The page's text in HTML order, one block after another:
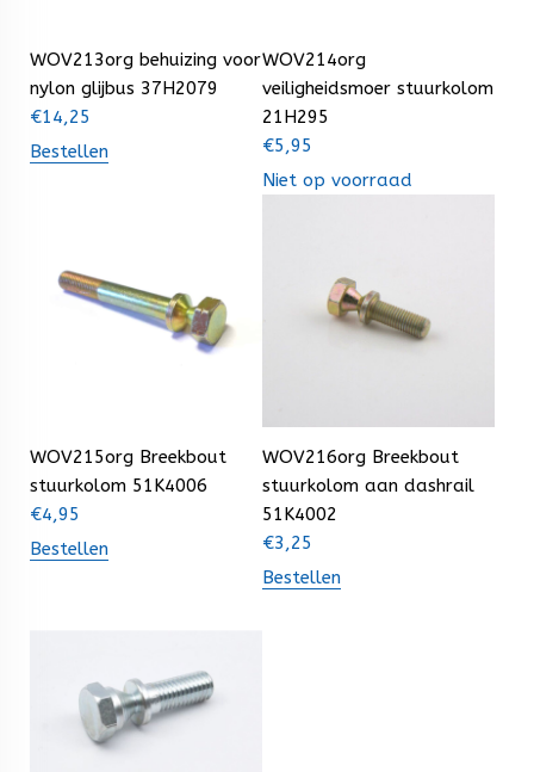
WOV213org behuizing voor
nylon glijbus 37H2079
€14,25
Bestellen
WOV214org
veiligheidsmoer stuurkolom
21H295
€5,95
Niet op voorraad
WOV215org Breekbout
stuurkolom 51K4006
€4,95
Bestellen
WOV216org Breekbout
stuurkolom aan dashrail
51K4002
€3,25
Bestellen